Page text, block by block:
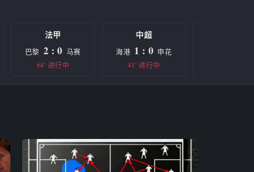
法甲
巴黎 2 : 0 马赛
68' 进行中
中超
海港 1 : 0 申花
41' 进行中